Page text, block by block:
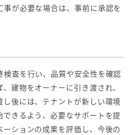
事が必要な場合は、事前に承認を
査を行い、品質や安全性を確認
建物をオーナーに引き渡され、
後には、テナントが新しい環境
きるよう、必要なサポートを提
ションの成果を評価し、今後の